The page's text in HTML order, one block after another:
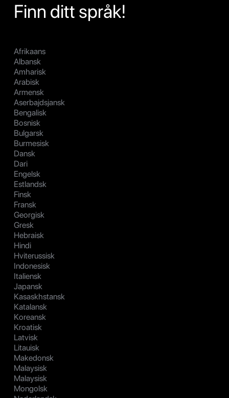
Finn ditt språk!
Afrikaans
Albansk
Amharisk
Arabisk
Armensk
Aserbajdsjansk
Bengalisk
Bosnisk
Bulgarsk
Burmesisk
Dansk
Dari
Engelsk
Estlandsk
Finsk
Fransk
Georgisk
Gresk
Hebraisk
Hindi
Hviterussisk
Indonesisk
Italiensk
Japansk
Kasaskhstansk
Katalansk
Koreansk
Kroatisk
Latvisk
Litauisk
Makedonsk
Malaysisk
Malaysisk
Mongolsk